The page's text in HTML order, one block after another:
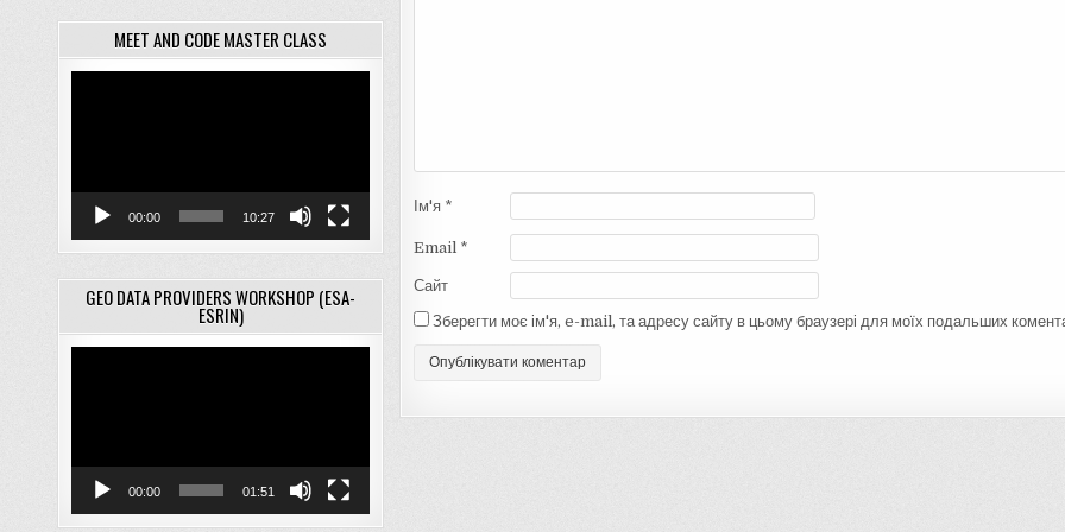
Ім'я *
Email *
Сайт
Зберегти моє ім'я, e-mail, та адресу сайту в цьому браузері для моїх подальших
MEET AND CODE MASTER CLASS
00:00 10:27
GEO DATA PROVIDERS WORKSHOP (ESA-
ESRIN)
00:00 01:51